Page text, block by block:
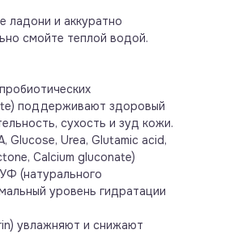
ладони и аккуратно
смойте теплой водой.
поддерживают здоровый
сухость и зуд кожи.
Glucose, Urea, Glutamic acid,
Calcium gluconate)
(натурального
уровень гидратации
увлажняют и снижают